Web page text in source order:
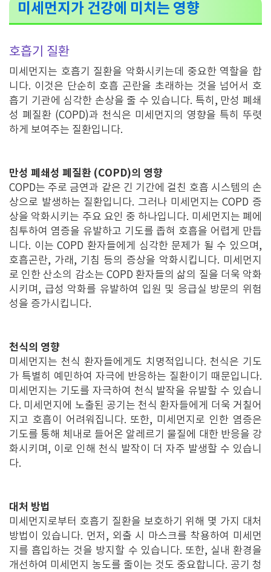
미세먼지가 건강에 미치는 영향
호흡기 질환
미세먼지는 호흡기 질환을 악화시키는데 중요한 역할을 합
니다. 이것은 단순히 호흡 곤란을 초래하는 것을 넘어서 호
흡기 기관에 심각한 손상을 줄 수 있습니다. 특히, 만성 폐쇄
성 폐질환 (COPD)과 천식은 미세먼지의 영향을 특히 뚜렷
하게 보여주는 질환입니다.
만성 폐쇄성 폐질환 (COPD)의 영향
COPD는 주로 금연과 같은 긴 기간에 걸친 호흡 시스템의 손
상으로 발생하는 질환입니다. 그러나 미세먼지는 COPD 증
상을 악화시키는 주요 요인 중 하나입니다. 미세먼지는 폐에
침투하여 염증을 유발하고 기도를 좁혀 호흡을 어렵게 만듭
니다. 이는 COPD 환자들에게 심각한 문제가 될 수 있으며,
호흡곤란, 가래, 기침 등의 증상을 악화시킵니다. 미세먼지
로 인한 산소의 감소는 COPD 환자들의 삶의 질을 더욱 악화
시키며, 급성 악화를 유발하여 입원 및 응급실 방문의 위험
성을 증가시킵니다.
천식의 영향
미세먼지는 천식 환자들에게도 치명적입니다. 천식은 기도
가 특별히 예민하여 자극에 반응하는 질환이기 때문입니다.
미세먼지는 기도를 자극하여 천식 발작을 유발할 수 있습니
다. 미세먼지에 노출된 공기는 천식 환자들에게 더욱 거칠어
지고 호흡이 어려워집니다. 또한, 미세먼지로 인한 염증은
기도를 통해 체내로 들어온 알레르기 물질에 대한 반응을 강
화시키며, 이로 인해 천식 발작이 더 자주 발생할 수 있습니
다.
대처 방법
미세먼지로부터 호흡기 질환을 보호하기 위해 몇 가지 대처
방법이 있습니다. 먼저, 외출 시 마스크를 착용하여 미세먼
지를 흡입하는 것을 방지할 수 있습니다. 또한, 실내 환경을
개선하여 미세먼지 농도를 줄이는 것도 중요합니다. 공기 청